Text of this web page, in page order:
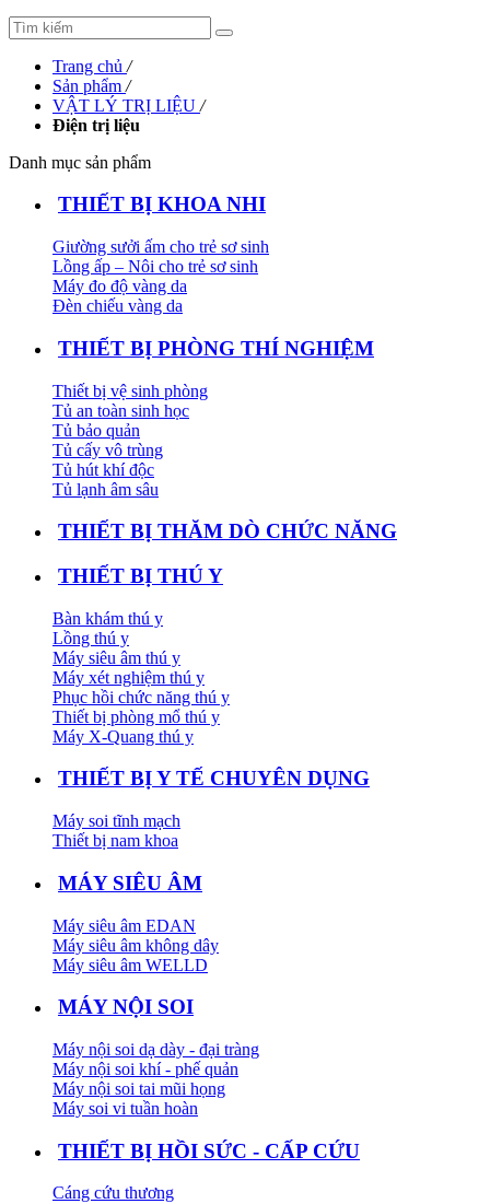
Trang chủ /
Sản phẩm /
VẬT LÝ TRỊ LIỆU /
Điện trị liệu
Danh mục sản phẩm
THIẾT BỊ KHOA NHI
Giường sưởi ấm cho trẻ sơ sinh
Lồng ấp – Nôi cho trẻ sơ sinh
Máy đo độ vàng da
Đèn chiếu vàng da
THIẾT BỊ PHÒNG THÍ NGHIỆM
Thiết bị vệ sinh phòng
Tủ an toàn sinh học
Tủ bảo quản
Tủ cấy vô trùng
Tủ hút khí độc
Tủ lạnh âm sâu
THIẾT BỊ THĂM DÒ CHỨC NĂNG
THIẾT BỊ THÚ Y
Bàn khám thú y
Lồng thú y
Máy siêu âm thú y
Máy xét nghiệm thú y
Phục hồi chức năng thú y
Thiết bị phòng mổ thú y
Máy X-Quang thú y
THIẾT BỊ Y TẾ CHUYÊN DỤNG
Máy soi tĩnh mạch
Thiết bị nam khoa
MÁY SIÊU ÂM
Máy siêu âm EDAN
Máy siêu âm không dây
Máy siêu âm WELLD
MÁY NỘI SOI
Máy nội soi dạ dày - đại tràng
Máy nội soi khí - phế quản
Máy nội soi tai mũi họng
Máy soi vi tuần hoàn
THIẾT BỊ HỒI SỨC - CẤP CỨU
Cáng cứu thương